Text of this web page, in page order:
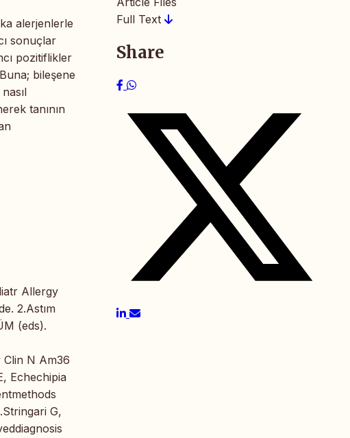
alerjenlerle
sonuçlar
pozitiflikler
bileşene
tanının
Allergy
2.Astım
(eds).
N Am36
Echechipia
G,
Full Text
Share